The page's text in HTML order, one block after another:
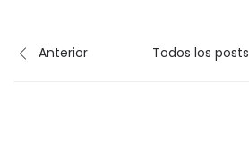
Anterior Todos los posts